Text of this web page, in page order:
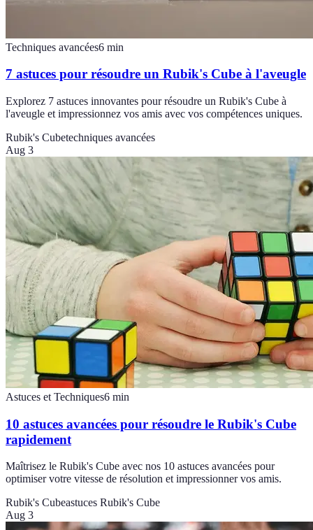
Techniques avancées6 min
7 astuces pour résoudre un Rubik's Cube à l'aveugle
Explorez 7 astuces innovantes pour résoudre un Rubik's Cube à
l'aveugle et impressionnez vos amis avec vos compétences uniques.
Rubik's Cubetechniques avancées
Aug 3
Astuces et Techniques6 min
10 astuces avancées pour résoudre le Rubik's Cube
rapidement
Maîtrisez le Rubik's Cube avec nos 10 astuces avancées pour
optimiser votre vitesse de résolution et impressionner vos amis.
Rubik's Cubeastuces Rubik's Cube
Aug 3